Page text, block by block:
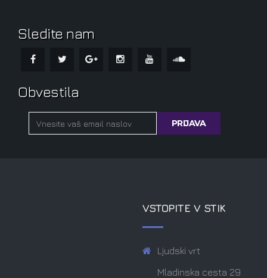
Sledite nam
Obvestila
VSTOPITE V STIK
Ljudski vrt
Mladinska cesta 29